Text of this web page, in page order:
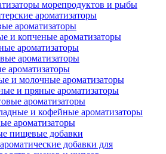
морепродуктов и рыбы
ароматизаторы
ароматизаторы
и копченые ароматизаторы
ароматизаторы
ароматизаторы
ароматизаторы
и молочные ароматизаторы
и пряные ароматизаторы
ароматизаторы
и кофейные ароматизаторы
ароматизаторы
пищевые добавки
добавки для